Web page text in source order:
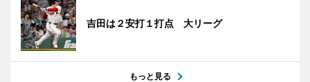
吉田は２安打１打点 大リーグ
もっと見る